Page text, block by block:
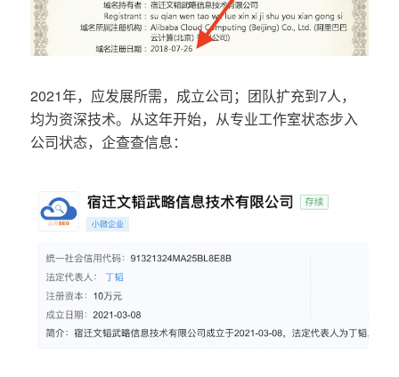
2021年，应发展所需，成立公司；团队扩充到7人，
均为资深技术。从这年开始，从专业工作室状态步入
公司状态，企查查信息：